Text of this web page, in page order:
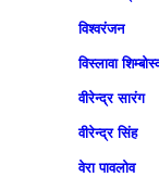
विश्वरंजन
विस्लावा
वीरेन्‍द्र सारंग
वीरेन्द्र सिंह
वेरा पावलोव